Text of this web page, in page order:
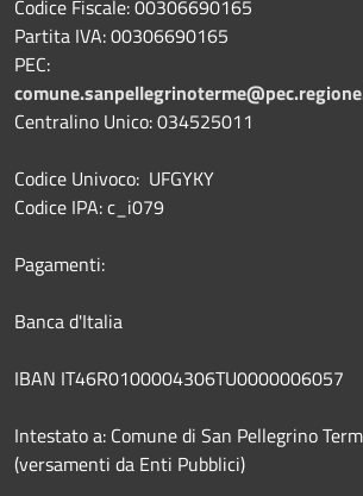
Codice Fiscale: 00306690165
Partita IVA: 00306690165
PEC:
Centralino Unico: 034525011
Codice Univoco: UFGYKY
Codice IPA: c_i079
Pagamenti:
Banca d'Italia
IBAN IT46R0100004306TU0000006057
Intestato a: Comune di San Pellegrino
(versamenti da Enti Pubblici)